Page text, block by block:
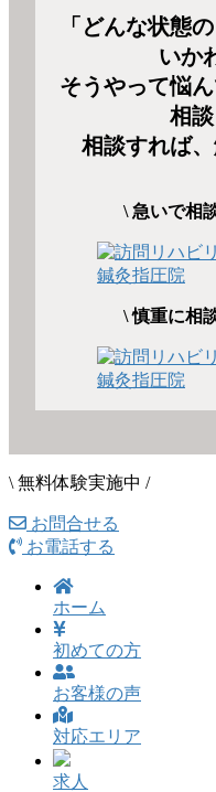
「どんな状態
いか
そうやって悩
相談
相談すれば、
\ 急いで相
\ 慎重に相
\ 無料体験実施中 /
お問合せる
お電話する
ホーム
初めての方
お客様の声
対応エリア
求人